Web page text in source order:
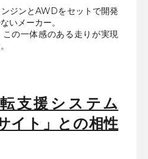
ジンとAWDをセットで開発
いメーカー。
この一体感のある走りが実現
支援システム
イト」との相性